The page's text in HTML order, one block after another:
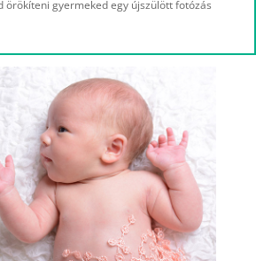
örökíteni gyermeked egy újszülött fotózás